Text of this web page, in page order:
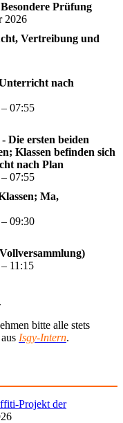
Prüfung
2026
Vertreibung und
nach
07:55
Die ersten beiden
Klassen befinden sich
nach Plan
07:55
Ma,
09:30
11:15
.
bitte alle stets
Isgy-Intern.
Projekt der